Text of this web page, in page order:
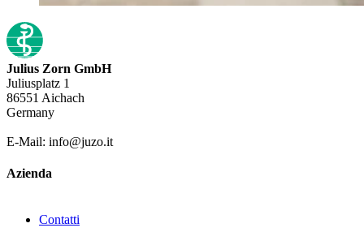
Julius Zorn GmbH
Juliusplatz 1
86551 Aichach
Germany
E-Mail: info@juzo.it
Azienda
Contatti